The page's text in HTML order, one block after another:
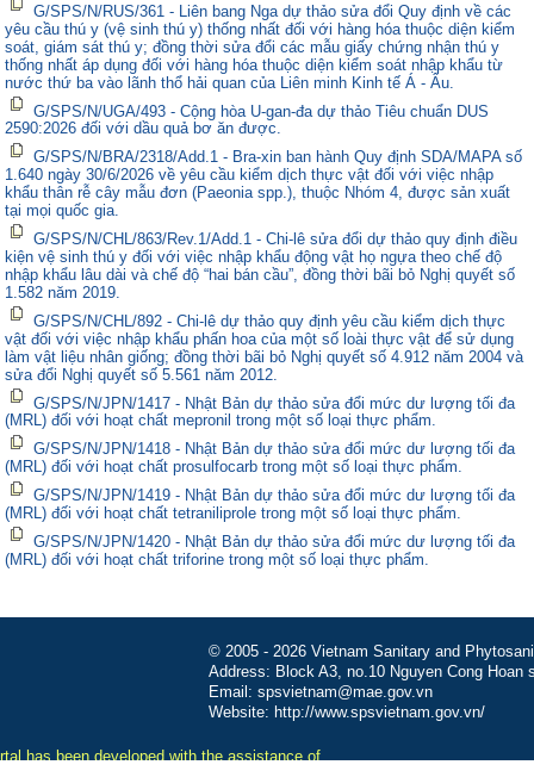
G/SPS/N/RUS/361 - Liên bang Nga dự thảo sửa đổi Quy định về các
yêu cầu thú y (vệ sinh thú y) thống nhất đối với hàng hóa thuộc diện kiểm
soát, giám sát thú y; đồng thời sửa đổi các mẫu giấy chứng nhận thú y
thống nhất áp dụng đối với hàng hóa thuộc diện kiểm soát nhập khẩu từ
nước thứ ba vào lãnh thổ hải quan của Liên minh Kinh tế Á - Âu.
G/SPS/N/UGA/493 - Cộng hòa U-gan-đa dự thảo Tiêu chuẩn DUS
2590:2026 đối với dầu quả bơ ăn được.
G/SPS/N/BRA/2318/Add.1 - Bra-xin ban hành Quy định SDA/MAPA số
1.640 ngày 30/6/2026 về yêu cầu kiểm dịch thực vật đối với việc nhập
khẩu thân rễ cây mẫu đơn (Paeonia spp.), thuộc Nhóm 4, được sản xuất
tại mọi quốc gia.
G/SPS/N/CHL/863/Rev.1/Add.1 - Chi-lê sửa đổi dự thảo quy định điều
kiện vệ sinh thú y đối với việc nhập khẩu động vật họ ngựa theo chế độ
nhập khẩu lâu dài và chế độ “hai bán cầu”, đồng thời bãi bỏ Nghị quyết số
1.582 năm 2019.
G/SPS/N/CHL/892 - Chi-lê dự thảo quy định yêu cầu kiểm dịch thực
vật đối với việc nhập khẩu phấn hoa của một số loài thực vật để sử dụng
làm vật liệu nhân giống; đồng thời bãi bỏ Nghị quyết số 4.912 năm 2004 và
sửa đổi Nghị quyết số 5.561 năm 2012.
G/SPS/N/JPN/1417 - Nhật Bản dự thảo sửa đổi mức dư lượng tối đa
(MRL) đối với hoạt chất mepronil trong một số loại thực phẩm.
G/SPS/N/JPN/1418 - Nhật Bản dự thảo sửa đổi mức dư lượng tối đa
(MRL) đối với hoạt chất prosulfocarb trong một số loại thực phẩm.
G/SPS/N/JPN/1419 - Nhật Bản dự thảo sửa đổi mức dư lượng tối đa
(MRL) đối với hoạt chất tetraniliprole trong một số loại thực phẩm.
G/SPS/N/JPN/1420 - Nhật Bản dự thảo sửa đổi mức dư lượng tối đa
(MRL) đối với hoạt chất triforine trong một số loại thực phẩm.
© 2005 - 2026 Vietnam Sanitary and
Address: Block A3, no.10 Nguyen Cong Hoan
Email: spsvietnam@mae.gov.vn
Website: http://www.spsvietnam.gov.vn/
has been developed with the assistance of